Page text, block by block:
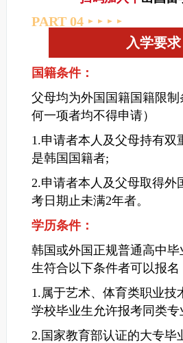
PART 04
入学要求
国籍条件：
父母均为外国国籍国籍限
何一项者均不得申请）
1.申请者本人及父母持有双
是韩国国籍者;
2.申请者本人及父母取得外
考日期止未满2年者。
学历条件：
韩国或外国正规普通高中
生符合以下条件者可以报名
1.属于艺术、体育类职业技
学校毕业生允许报考同类专
2.国家教育部认证的大专毕